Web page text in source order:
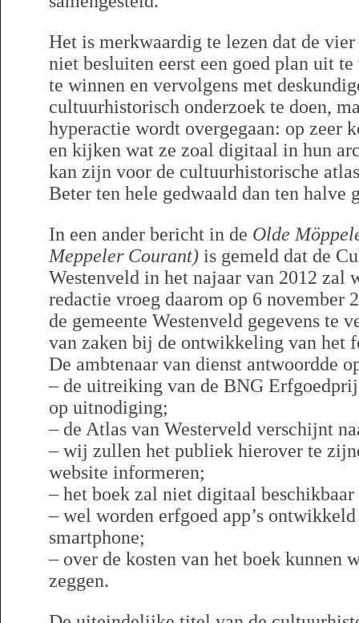
Het is merkwaardig te lezen dat de
niet besluiten eerst een goed plan uit
te winnen en vervolgens met
cultuurhistorisch onderzoek te doen,
hyperactie wordt overgegaan: op zeer
en kijken wat ze zoal digitaal in hun
kan zijn voor de cultuurhistorische
Beter ten hele gedwaald dan ten halve
In een ander bericht in de Olde
Meppeler Courant) is gemeld dat de
Westenveld in het najaar van 2012 zal
redactie vroeg daarom op 6 november
de gemeente Westenveld gegevens te
van zaken bij de ontwikkeling van het
De ambtenaar van dienst antwoordde
– de uitreiking van de BNG
op uitnodiging;
– de Atlas van Westerveld verschijnt
– wij zullen het publiek hierover te
website informeren;
– het boek zal niet digitaal
– wel worden erfgoed app’s
smartphone;
– over de kosten van het boek kunnen
zeggen.